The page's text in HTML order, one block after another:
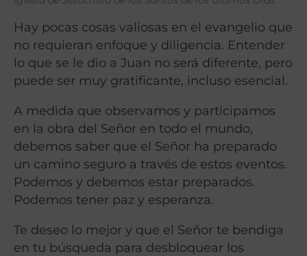
Hay pocas cosas valiosas en el evangelio que
no requieran enfoque y diligencia. Entender
lo que se le dio a Juan no será diferente, pero
puede ser muy gratificante, incluso esencial.
A medida que observamos y participamos
en la obra del Señor en todo el mundo,
debemos saber que el Señor ha preparado
un camino seguro a través de estos eventos.
Podemos y debemos estar preparados.
Podemos tener paz y esperanza.
Te deseo lo mejor y que el Señor te bendiga
en tu búsqueda para desbloquear los